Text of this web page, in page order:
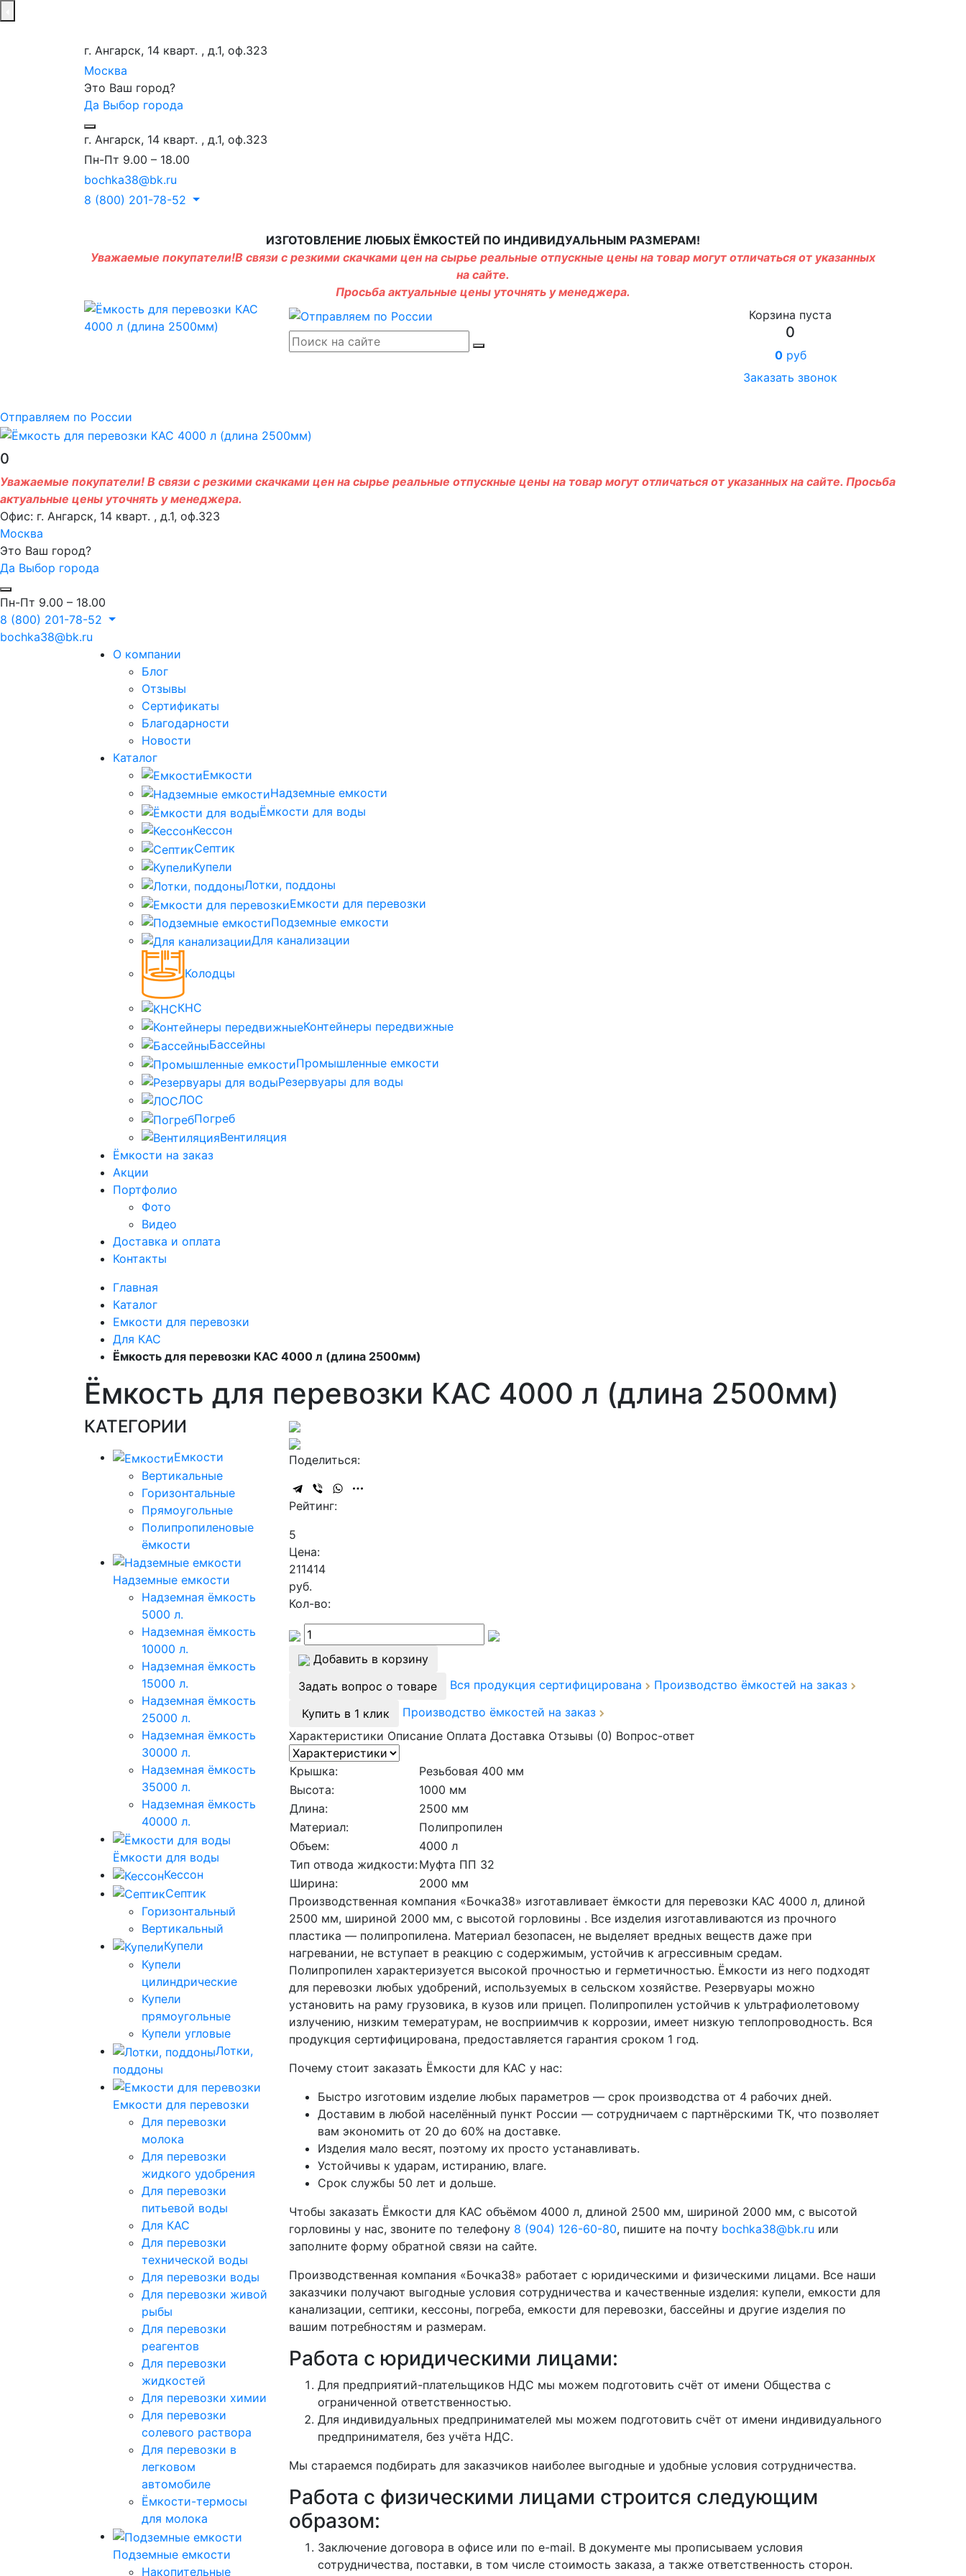
г. Ангарск, 14 кварт. , д.1, оф.323
Москва
Это Ваш город?
Да Выбор города
г. Ангарск, 14 кварт. , д.1, оф.323
Пн-Пт 9.00 – 18.00
bochka38@bk.ru
8 (800) 201-78-52
ИЗГОТОВЛЕНИЕ ЛЮБЫХ ЁМКОСТЕЙ ПО ИНДИВИДУАЛЬНЫМ РАЗМЕРАМ!
Уважаемые покупатели!В связи с резкими скачками цен на сырье реальные отпускные цены на товар могут отличаться от указанных
на сайте.
Просьба актуальные цены уточнять у менеджера.
Корзина пуста
0
0руб
Заказать звонок
Отправляем по России
0
Уважаемые покупатели! В связи с резкими скачками цен на сырье реальные отпускные цены на товар могут отличаться от указанных на сайте. Просьба
актуальные цены уточнять у менеджера.
Офис: г. Ангарск, 14 кварт. , д.1, оф.323
Москва
Это Ваш город?
Да Выбор города
Пн-Пт 9.00 – 18.00
8 (800) 201-78-52
bochka38@bk.ru
О компании
Блог
Отзывы
Сертификаты
Благодарности
Новости
Каталог
Емкости
Надземные емкости
Ёмкости для воды
Кессон
Септик
Купели
Лотки, поддоны
Емкости для перевозки
Подземные емкости
Для канализации
Колодцы
КНС
Контейнеры передвижные
Бассейны
Промышленные емкости
Резервуары для воды
ЛОС
Погреб
Вентиляция
Ёмкости на заказ
Акции
Портфолио
Фото
Видео
Доставка и оплата
Контакты
Главная
Каталог
Емкости для перевозки
Для КАС
Ёмкость для перевозки КАС 4000 л (длина 2500мм)
Ёмкость для перевозки КАС 4000 л (длина 2500мм)
КАТЕГОРИИ
Емкости
Вертикальные
Горизонтальные
Прямоугольные
Полипропиленовые
ёмкости
Надземные емкости
Надземная ёмкость
5000 л.
Надземная ёмкость
10000 л.
Надземная ёмкость
15000 л.
Надземная ёмкость
25000 л.
Надземная ёмкость
30000 л.
Надземная ёмкость
35000 л.
Надземная ёмкость
40000 л.
Ёмкости для воды
Кессон
Септик
Горизонтальный
Вертикальный
Купели
Купели
цилиндрические
Купели
прямоугольные
Купели угловые
Лотки,
поддоны
Емкости для перевозки
Для перевозки
молока
Для перевозки
жидкого удобрения
Для перевозки
питьевой воды
Для КАС
Для перевозки
технической воды
Для перевозки воды
Для перевозки живой
рыбы
Для перевозки
реагентов
Для перевозки
жидкостей
Для перевозки химии
Для перевозки
солевого раствора
Для перевозки в
легковом
автомобиле
Ёмкости-термосы
для молока
Подземные емкости
Накопительные
Поделиться:
Рейтинг:
5
Цена:
211414
руб.
Кол-во:
Добавить в корзину
Задать вопрос о товаре
Вся продукция сертифицирована
Производство ёмкостей на заказ
Купить в 1 клик
Производство ёмкостей на заказ
Характеристики Описание Оплата Доставка Отзывы (0) Вопрос-ответ
Крышка:
Резьбовая 400 мм
Высота:
1000 мм
Длина:
2500 мм
Материал:
Полипропилен
Объем:
4000 л
Тип отвода жидкости:Муфта ПП 32
Ширина:
2000 мм
Производственная компания «Бочка38» изготавливает ёмкости для перевозки КАС 4000 л, длиной
2500 мм, шириной 2000 мм, с высотой горловины . Все изделия изготавливаются из прочного
пластика — полипропилена. Материал безопасен, не выделяет вредных веществ даже при
нагревании, не вступает в реакцию с содержимым, устойчив к агрессивным средам.
Полипропилен характеризуется высокой прочностью и герметичностью. Ёмкости из него подходят
для перевозки любых удобрений, используемых в сельском хозяйстве. Резервуары можно
установить на раму грузовика, в кузов или прицеп. Полипропилен устойчив к ультрафиолетовому
излучению, низким темературам, не восприимчив к коррозии, имеет низкую теплопроводность. Вся
продукция сертифицирована, предоставляется гарантия сроком 1 год.
Почему стоит заказать Ёмкости для КАС у нас:
Быстро изготовим изделие любых параметров — срок производства от 4 рабочих дней.
Доставим в любой населённый пункт России — сотрудничаем с партнёрскими ТК, что позволяет
вам экономить от 20 до 60% на доставке.
Изделия мало весят, поэтому их просто устанавливать.
Устойчивы к ударам, истиранию, влаге.
Срок службы 50 лет и дольше.
Чтобы заказать Ёмкости для КАС объёмом 4000 л, длиной 2500 мм, шириной 2000 мм, с высотой
горловины у нас, звоните по телефону 8 (904) 126-60-80, пишите на почту bochka38@bk.ru или
заполните форму обратной связи на сайте.
Производственная компания «Бочка38» работает с юридическими и физическими лицами. Все наши
заказчики получают выгодные условия сотрудничества и качественные изделия: купели, емкости для
канализации, септики, кессоны, погреба, емкости для перевозки, бассейны и другие изделия по
вашим потребностям и размерам.
Работа с юридическими лицами:
Для предприятий-плательщиков НДС мы можем подготовить счёт от имени Общества с
ограниченной ответственностью.
Для индивидуальных предпринимателей мы можем подготовить счёт от имени индивидуального
предпринимателя, без учёта НДС.
Мы стараемся подбирать для заказчиков наиболее выгодные и удобные условия сотрудничества.
Работа с физическими лицами строится следующим
образом:
Заключение договора в офисе или по e-mail. В документе мы прописываем условия
сотрудничества, поставки, в том числе стоимость заказа, а также ответственность сторон.